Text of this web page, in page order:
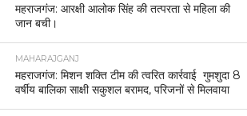
महराजगंज: आरक्षी आलोक सिंह की तत्परता से महिला की
जान बची।
MAHARAJGANJ
महराजगंज: मिशन शक्ति टीम की त्वरित कार्रवाई गुमशुदा 8
वर्षीय बालिका साक्षी सकुशल बरामद, परिजनों से मिलवाया